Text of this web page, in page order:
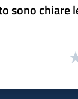
sono chiare